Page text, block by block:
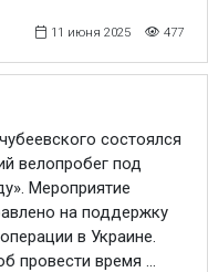
11 июня 2025 477
состоялся
велопробег под
Мероприятие
на поддержку
в Украине.
провести время ...